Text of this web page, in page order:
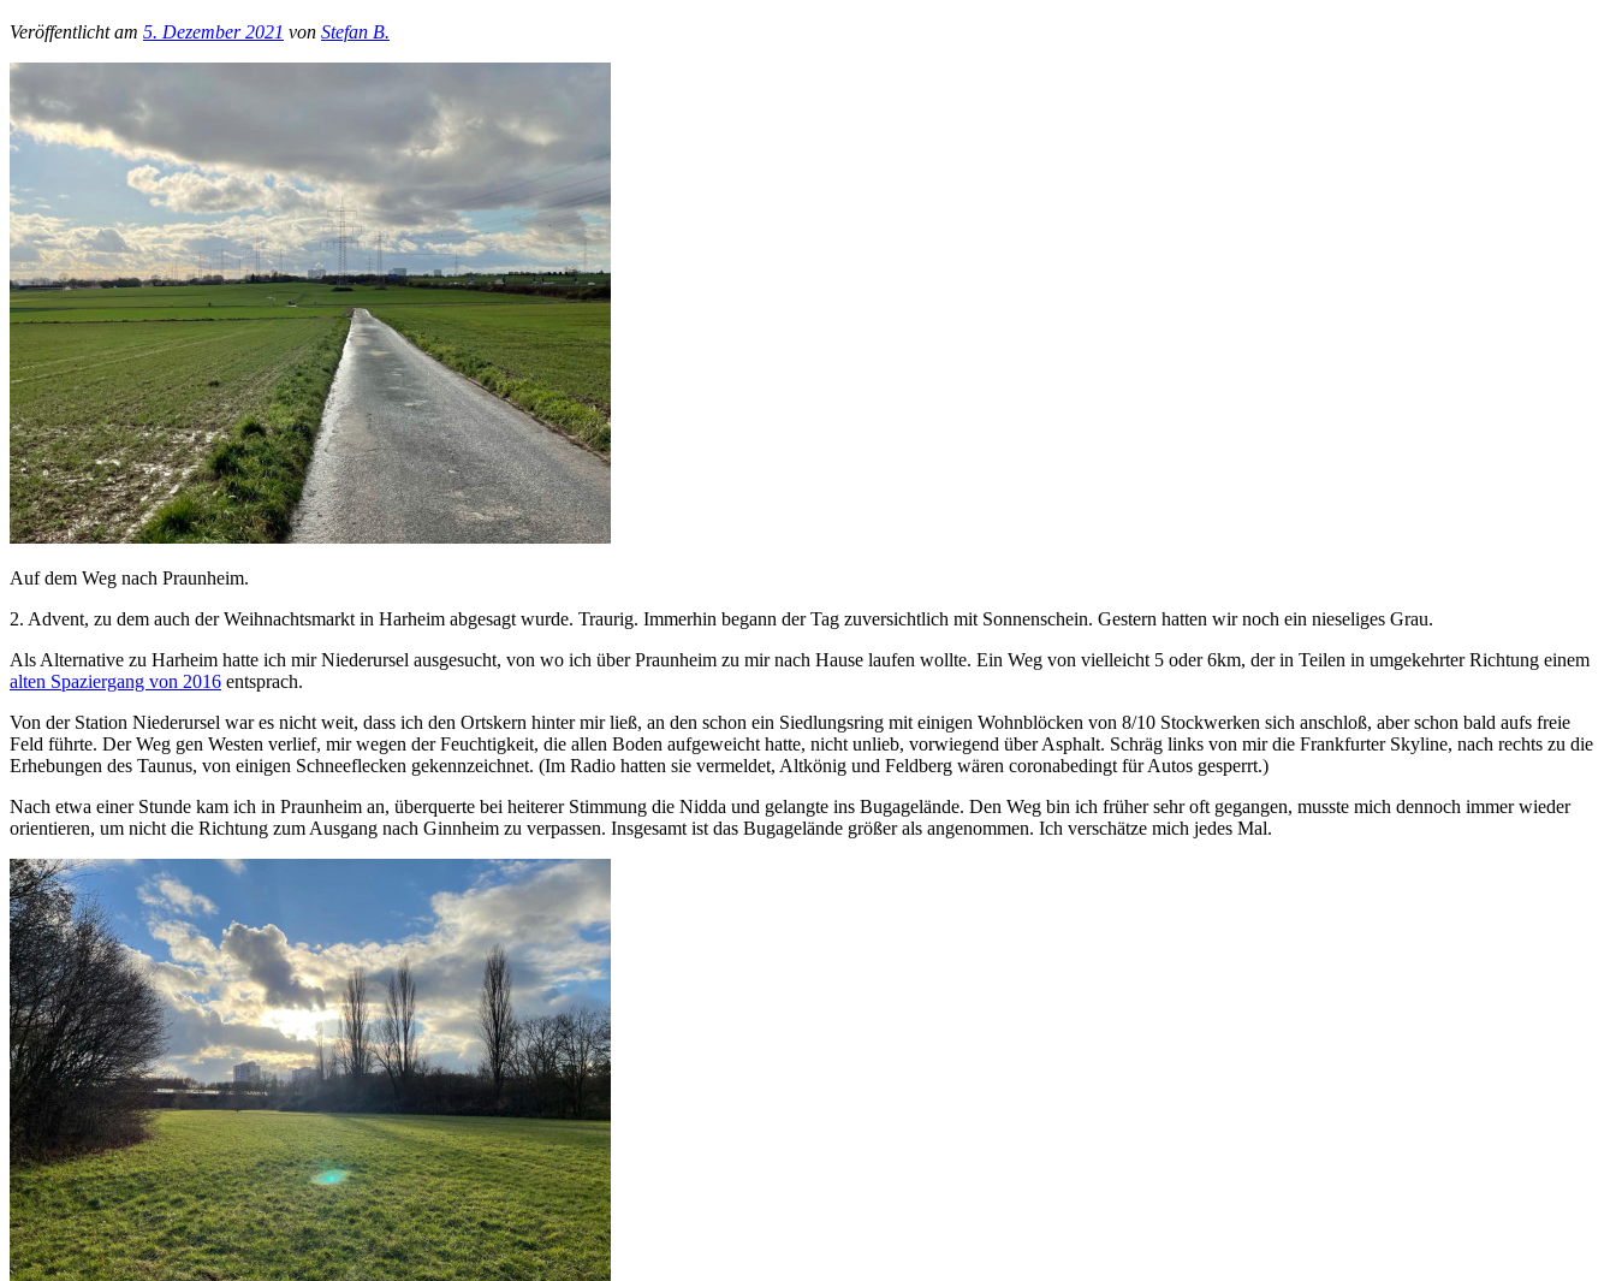
Veröffentlicht am 5. Dezember 2021 von Stefan B.
Auf dem Weg nach Praunheim.
2. Advent, zu dem auch der Weihnachtsmarkt in Harheim abgesagt wurde. Traurig. Immerhin begann der Tag zuversichtlich mit Sonnenschein. Gestern hatten wir noch ein nieseliges Grau.
Als Alternative zu Harheim hatte ich mir Niederursel ausgesucht, von wo ich über Praunheim zu mir nach Hause laufen wollte. Ein Weg von vielleicht 5 oder 6km, der in Teilen in umgekehrter Richtung einem
alten Spaziergang von 2016 entsprach.
Von der Station Niederursel war es nicht weit, dass ich den Ortskern hinter mir ließ, an den schon ein Siedlungsring mit einigen Wohnblöcken von 8/10 Stockwerken sich anschloß, aber schon bald aufs freie
Feld führte. Der Weg gen Westen verlief, mir wegen der Feuchtigkeit, die allen Boden aufgeweicht hatte, nicht unlieb, vorwiegend über Asphalt. Schräg links von mir die Frankfurter Skyline, nach rechts zu die
Erhebungen des Taunus, von einigen Schneeflecken gekennzeichnet. (Im Radio hatten sie vermeldet, Altkönig und Feldberg wären coronabedingt für Autos gesperrt.)
Nach etwa einer Stunde kam ich in Praunheim an, überquerte bei heiterer Stimmung die Nidda und gelangte ins Bugagelände. Den Weg bin ich früher sehr oft gegangen, musste mich dennoch immer wieder
orientieren, um nicht die Richtung zum Ausgang nach Ginnheim zu verpassen. Insgesamt ist das Bugagelände größer als angenommen. Ich verschätze mich jedes Mal.